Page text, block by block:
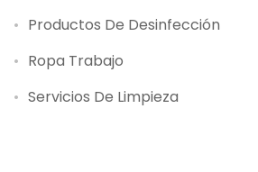
Productos De Desinfección
Ropa Trabajo
Servicios De Limpieza